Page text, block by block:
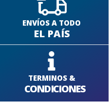
ENVÍOS A TODO
EL PAÍS
TERMINOS &
CONDICIONES